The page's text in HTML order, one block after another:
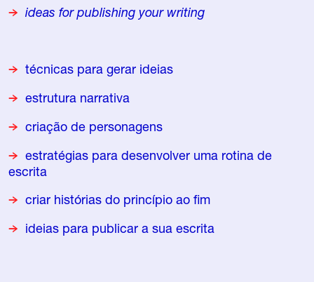
ideas for publishing your writing
técnicas para gerar ideias
estrutura narrativa
criação de personagens
estratégias para desenvolver uma rotina de
escrita
criar histórias do princípio ao fim
ideias para publicar a sua escrita